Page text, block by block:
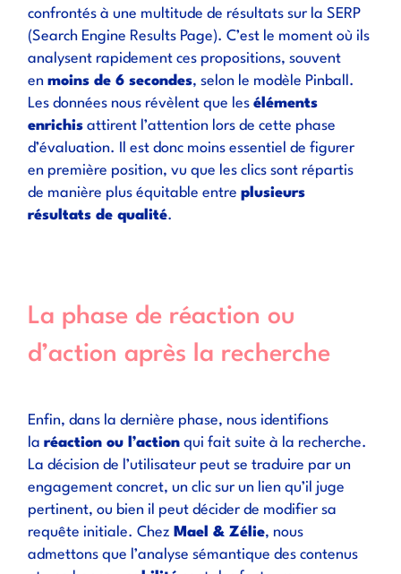
confrontés à une multitude de résultats sur la SERP
(Search Engine Results Page). C’est le moment où ils
analysent rapidement ces propositions, souvent
enmoins de 6 secondes, selon le modèle Pinball.
Les données nous révèlent que leséléments
enrichis attirent l’attention lors de cette phase
d’évaluation. Il est donc moins essentiel de figurer
en première position, vu que les clics sont répartis
de manière plus équitable entreplusieurs
résultats de qualité.
La phase de réaction ou
d’action après la recherche
Enfin, dans la dernière phase, nous identifions
laréaction ou l’action qui fait suite à la recherche.
La décision de l’utilisateur peut se traduire par un
engagement concret, un clic sur un lien qu’il juge
pertinent, ou bien il peut décider de modifier sa
requête initiale. Chez Mael & Zélie, nous
admettons que l’analyse sémantique des contenus